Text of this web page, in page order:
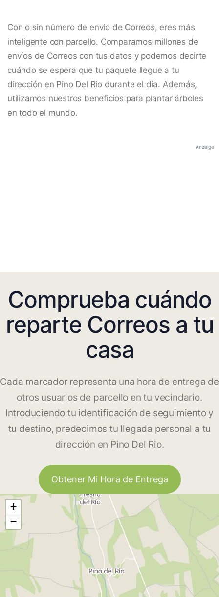
Con o sin número de envío de Correos, eres más
inteligente con parcello. Comparamos millones de
envíos de Correos con tus datos y podemos decirte
cuándo se espera que tu paquete llegue a tu
dirección en Pino Del Rio durante el día. Además,
utilizamos nuestros beneficios para plantar árboles
en todo el mundo.
Anzeige
Comprueba cuándo
reparte Correos a tu
casa
Cada marcador representa una hora de entrega de
otros usuarios de parcello en tu vecindario.
Introduciendo tu identificación de seguimiento y
tu destino, predecimos tu llegada personal a tu
dirección en Pino Del Rio.
Obtener Mi Hora de Entrega
+
−